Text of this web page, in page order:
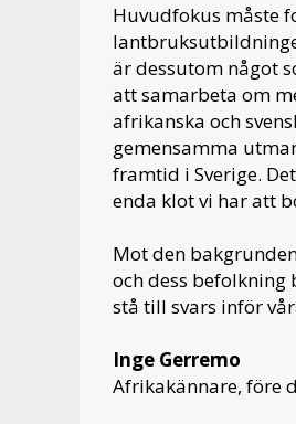
Huvudfokus måste
är dessutom något
att samarbeta om
afrikanska och
gemensamma
framtid i Sverige.
enda klot vi har att
Mot den
och dess
stå till svars inför
Inge Gerremo
Afrikakännare,